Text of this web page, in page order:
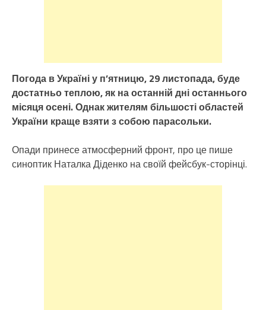
Погода в Україні у п’ятницю, 29 листопада, буде
достатньо теплою, як на останній дні останнього
місяця осені. Однак жителям більшості областей
України краще взяти з собою парасольки.
Опади принесе атмосферний фронт, про це пише
синоптик Наталка Діденко на своїй фейсбук-сторінці.